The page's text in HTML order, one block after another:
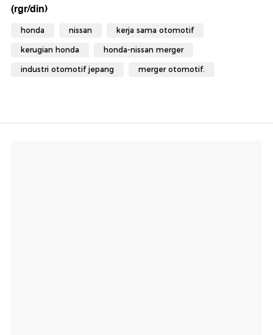
(rgr/din)
honda nissan kerja sama otomotif
kerugian honda honda-nissan merger
industri otomotif jepang merger otomotif.